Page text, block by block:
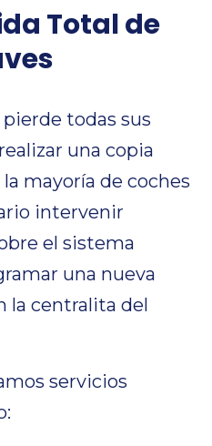
Total de
todas sus
una copia
mayoría de coches
intervenir
el sistema
una nueva
la centralita del
servicios